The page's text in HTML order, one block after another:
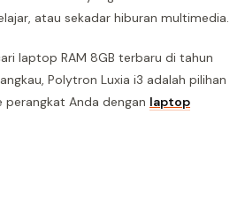
atau sekadar hiburan multimedia.
laptop RAM 8GB terbaru di tahun
Polytron Luxia i3 adalah pilihan
Anda dengan laptop